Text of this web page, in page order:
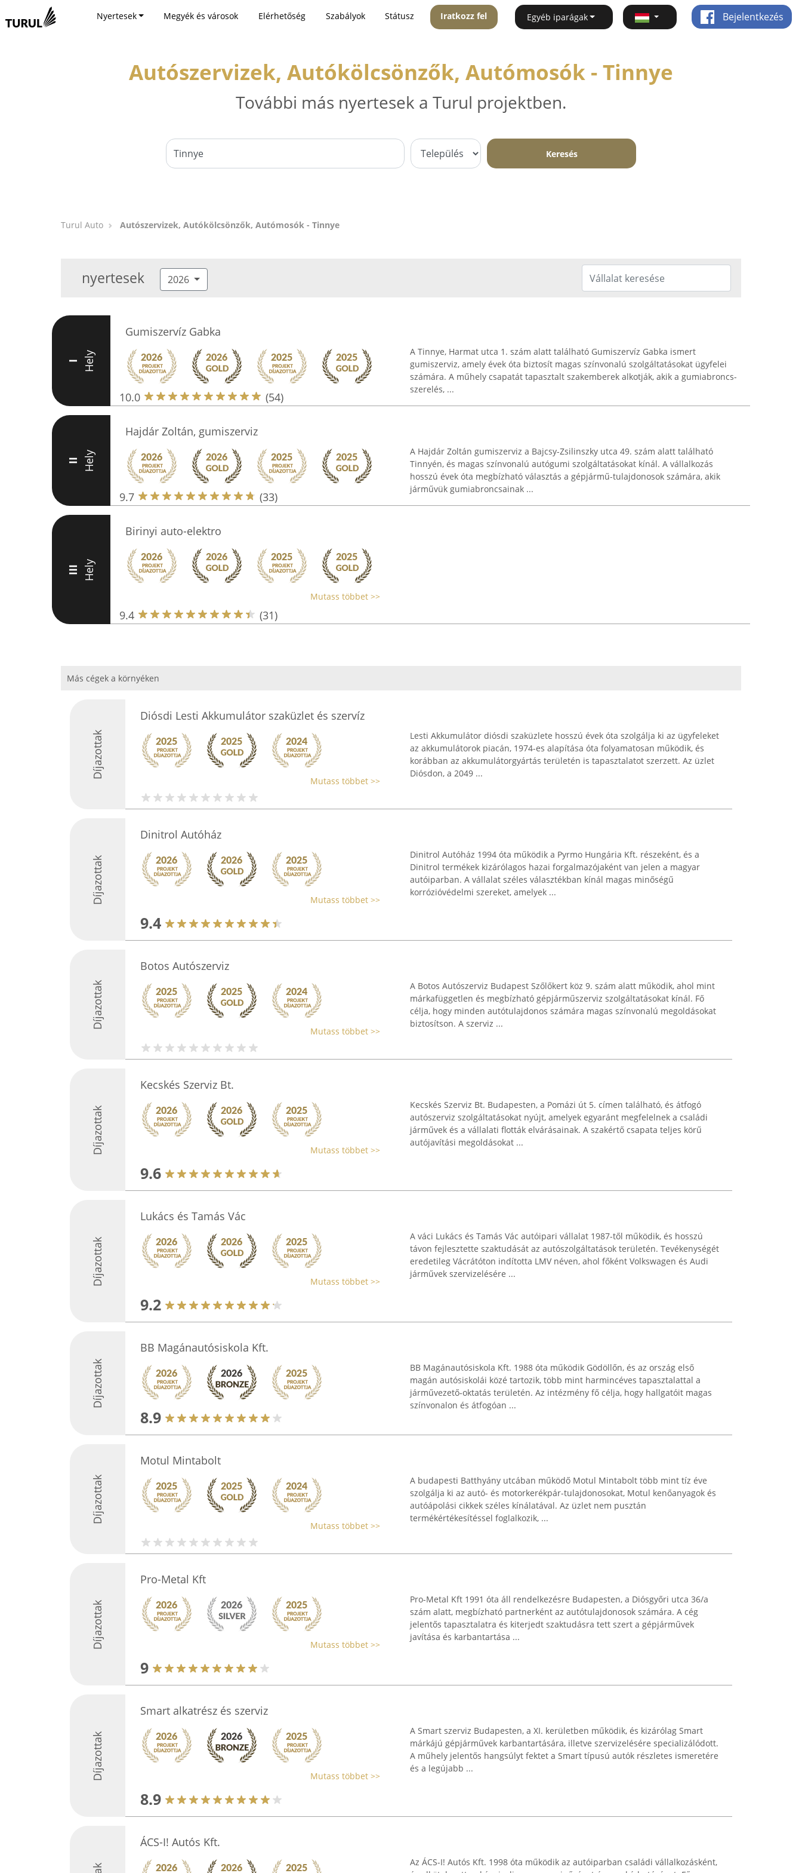
Nyertesek Megyék és városok Elérhetőség Szabályok Státusz Iratkozz fel Egyéb iparágak Bejelentkezés
Autószervizek, Autókölcsönzők, Autómosók - Tinnye
További más nyertesek a Turul projektben.
Keresés
Turul Auto Autószervizek, Autókölcsönzők, Autómosók - Tinnye
nyertesek 2026
I Hely
Gumiszervíz Gabka
10.0 (54)
A Tinnye, Harmat utca 1. szám alatt található Gumiszervíz Gabka ismert
gumiszerviz, amely évek óta biztosít magas színvonalú szolgáltatásokat ügyfelei
számára. A műhely csapatát tapasztalt szakemberek alkotják, akik a gumiabroncs-
szerelés, ...
II Hely
Hajdár Zoltán, gumiszerviz
9.7 (33)
A Hajdár Zoltán gumiszerviz a Bajcsy-Zsilinszky utca 49. szám alatt található
Tinnyén, és magas színvonalú autógumi szolgáltatásokat kínál. A vállalkozás
hosszú évek óta megbízható választás a gépjármű-tulajdonosok számára, akik
járművük gumiabroncsainak ...
III Hely
Birinyi auto-elektro
Mutass többet >>
9.4 (31)
Más cégek a környéken
Díjazottak
Diósdi Lesti Akkumulátor szaküzlet és szervíz
Mutass többet >>
Lesti Akkumulátor diósdi szaküzlete hosszú évek óta szolgálja ki az ügyfeleket
az akkumulátorok piacán, 1974-es alapítása óta folyamatosan működik, és
korábban az akkumulátorgyártás területén is tapasztalatot szerzett. Az üzlet
Diósdon, a 2049 ...
Díjazottak
Dinitrol Autóház
Mutass többet >>
9.4
Dinitrol Autóház 1994 óta működik a Pyrmo Hungária Kft. részeként, és a
Dinitrol termékek kizárólagos hazai forgalmazójaként van jelen a magyar
autóiparban. A vállalat széles választékban kínál magas minőségű
korrózióvédelmi szereket, amelyek ...
Díjazottak
Botos Autószerviz
Mutass többet >>
A Botos Autószerviz Budapest Szőlőkert köz 9. szám alatt működik, ahol mint
márkafüggetlen és megbízható gépjárműszerviz szolgáltatásokat kínál. Fő
célja, hogy minden autótulajdonos számára magas színvonalú megoldásokat
biztosítson. A szerviz ...
Díjazottak
Kecskés Szerviz Bt.
Mutass többet >>
9.6
Kecskés Szerviz Bt. Budapesten, a Pomázi út 5. címen található, és átfogó
autószerviz szolgáltatásokat nyújt, amelyek egyaránt megfelelnek a családi
járművek és a vállalati flották elvárásainak. A szakértő csapata teljes körű
autójavítási megoldásokat ...
Díjazottak
Lukács és Tamás Vác
Mutass többet >>
9.2
A váci Lukács és Tamás Vác autóipari vállalat 1987-től működik, és hosszú
távon fejlesztette szaktudását az autószolgáltatások területén. Tevékenységét
eredetileg Vácrátóton indította LMV néven, ahol főként Volkswagen és Audi
járművek szervizelésére ...
Díjazottak
BB Magánautósiskola Kft.
8.9
BB Magánautósiskola Kft. 1988 óta működik Gödöllőn, és az ország első
magán autósiskolái közé tartozik, több mint harmincéves tapasztalattal a
járművezető-oktatás területén. Az intézmény fő célja, hogy hallgatóit magas
színvonalon és átfogóan ...
Díjazottak
Motul Mintabolt
Mutass többet >>
A budapesti Batthyány utcában működő Motul Mintabolt több mint tíz éve
szolgálja ki az autó- és motorkerékpár-tulajdonosokat, Motul kenőanyagok és
autóápolási cikkek széles kínálatával. Az üzlet nem pusztán
termékértékesítéssel foglalkozik, ...
Díjazottak
Pro-Metal Kft
Mutass többet >>
9
Pro-Metal Kft 1991 óta áll rendelkezésre Budapesten, a Diósgyőri utca 36/a
szám alatt, megbízható partnerként az autótulajdonosok számára. A cég
jelentős tapasztalatra és kiterjedt szaktudásra tett szert a gépjárművek
javítása és karbantartása ...
Díjazottak
Smart alkatrész és szerviz
Mutass többet >>
8.9
A Smart szerviz Budapesten, a XI. kerületben működik, és kizárólag Smart
márkájú gépjárművek karbantartására, illetve szervizelésére specializálódott.
A műhely jelentős hangsúlyt fektet a Smart típusú autók részletes ismeretére
és a legújabb ...
ÁCS-I! Autós Kft.
Az ÁCS-I! Autós Kft. 1998 óta működik az autóiparban családi vállalkozásként,